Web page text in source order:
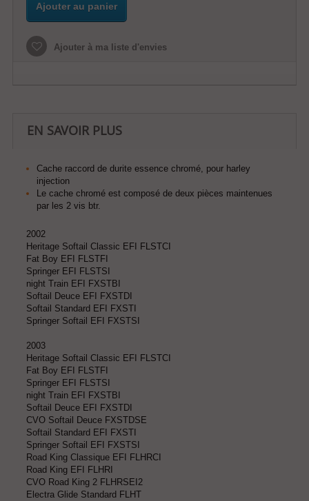
Ajouter au panier
Ajouter à ma liste d'envies
EN SAVOIR PLUS
Cache raccord de durite essence chromé, pour harley
injection
Le cache chromé est composé de deux pièces maintenues
par les 2 vis btr.
2002
Heritage Softail Classic EFI FLSTCI
Fat Boy EFI FLSTFI
Springer EFI FLSTSI
night Train EFI FXSTBI
Softail Deuce EFI FXSTDI
Softail Standard EFI FXSTI
Springer Softail EFI FXSTSI
2003
Heritage Softail Classic EFI FLSTCI
Fat Boy EFI FLSTFI
Springer EFI FLSTSI
night Train EFI FXSTBI
Softail Deuce EFI FXSTDI
CVO Softail Deuce FXSTDSE
Softail Standard EFI FXSTI
Springer Softail EFI FXSTSI
Road King Classique EFI FLHRCI
Road King EFI FLHRI
CVO Road King 2 FLHRSEI2
Electra Glide Standard FLHT